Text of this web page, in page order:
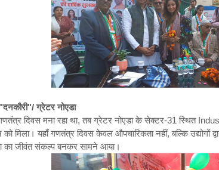
ग्रेटर नोएडा
दिवस मना रहा था, तब ग्रेटर नोएडा के सेक्टर-31 स्थित
मिला। यहाँ गणतंत्र दिवस केवल औपचारिकता नहीं, बल्कि उद्योगों
का जीवंत संकल्प बनकर सामने आया।